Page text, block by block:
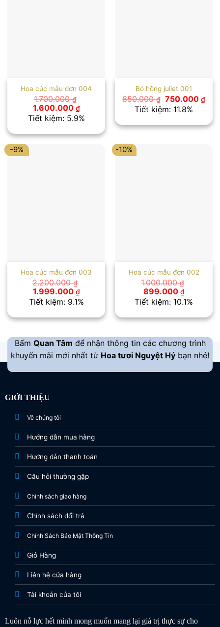
Hoa cúc mẫu đơn 004
1.700.000₫
Giá
gốc
là:
1.600.000 ₫Giá
hiện
tại
1.600.000 ₫.
Tiết kiệm: 5.9%
Bó hồng juliet 001
850.000₫ Giá
gốc
là:
750.000₫Giá
là:
Tiết kiệm: 11.8%
-9%
Hoa cúc mẫu đơn 003
2.200.000₫
Giá
gốc
là:
1.999.000 ₫Giá
hiện
tại
1.999.000 ₫.
Tiết kiệm: 9.1%
-10%
Hoa cúc mẫu đơn 002
1.000.000₫
Giá
gốc
là:
899.000 ₫Giá
hiện
tại
899.000
Tiết kiệm: 10.1%
Bấm Quan Tâm để nhận thông tin các chương trình
khuyến mãi mới nhất từ Hoa tươi Nguyệt Hỷ bạn nhé!
GIỚI THIỆU
Về chúng tôi
Hướng dẫn mua hàng
Hướng dẫn thanh toán
Câu hỏi thường gặp
Chính sách giao hàng
Chính sách đổi trả
Chính Sách Bảo Mật Thông Tin
Giỏ Hàng
Liên hệ cửa hàng
Tài khoản của tôi
Luôn nỗ lực hết mình mong muốn mang lại giá trị thực sự cho